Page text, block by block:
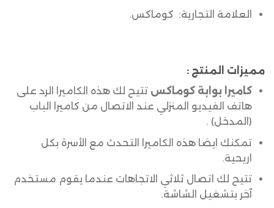
العلامة التجارية: كوماكس.
مميزات المنتج :
كاميرا بوابة كوماكس تتيح لك هذه الكاميرا الرد على
هاتف الفيديو المنزلي عند الاتصال من كاميرا الباب
(المدخل) .
تمكنك ايضا هذه الكاميرا التحدث مع الأسرة بكل
اريحية.
تتيح لك اتصال ثلاثي الاتجاهات عندما يقوم مستخدم
آخر بتشغيل الشاشة.